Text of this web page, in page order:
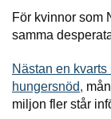
För kvinnor som
samma
Nästan en
hungersnöd,
miljon fler står